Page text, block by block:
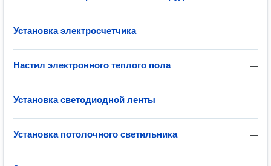
—
Установка электросчетчика
—
Настил электронного теплого пола
—
Установка светодиодной ленты
—
Установка потолочного светильника